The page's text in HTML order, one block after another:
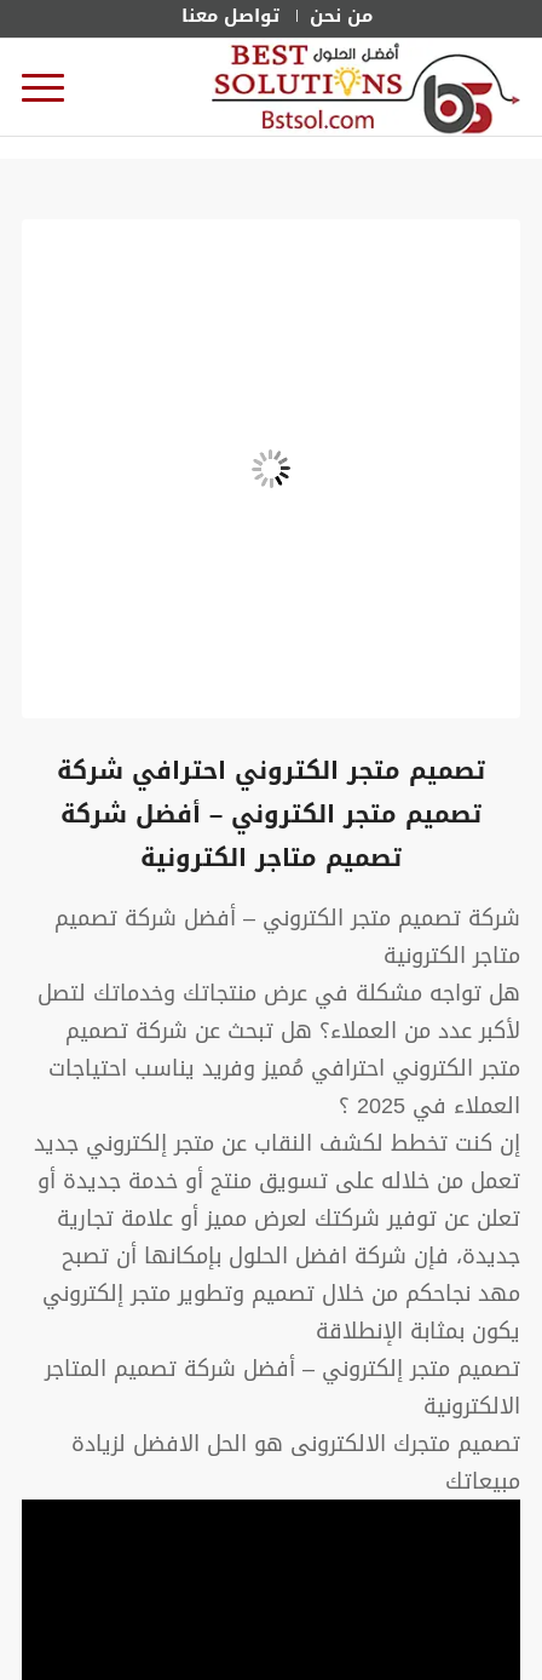
من نحن تواصل معنا
تصميم متجر الكتروني احترافي شركة
تصميم متجر الكتروني – أفضل شركة
تصميم متاجر الكترونية
شركة تصميم متجر الكتروني – أفضل شركة تصميم
متاجر الكترونية
هل تواجه مشكلة في عرض منتجاتك وخدماتك لتصل
لأكبر عدد من العملاء؟ هل تبحث عن شركة تصميم
متجر الكتروني احترافي مُميز وفريد يناسب احتياجات
العملاء في 2025 ؟
إن كنت تخطط لكشف النقاب عن متجر إلكتروني جديد
تعمل من خلاله على تسويق منتج أو خدمة جديدة أو
تعلن عن توفير شركتك لعرض مميز أو علامة تجارية
جديدة، فإن شركة افضل الحلول بإمكانها أن تصبح
مهد نجاحكم من خلال تصميم وتطوير متجر إلكتروني
يكون بمثابة الإنطلاقة
تصميم متجر إلكتروني – أفضل شركة تصميم المتاجر
الالكترونية
تصميم متجرك الالكترونى هو الحل الافضل لزيادة
مبيعاتك